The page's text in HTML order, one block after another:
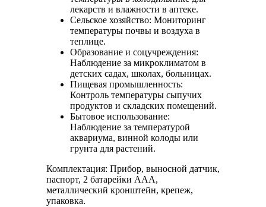
лекарств и влажности в аптеке.
Сельское хозяйство: Мониторинг
температуры почвы и воздуха в
теплице.
Образование и соцучреждения:
Наблюдение за микроклиматом в
детских садах, школах, больницах.
Пищевая промышленность:
Контроль температуры сыпучих
продуктов и складских помещений.
Бытовое использование:
Наблюдение за температурой
аквариума, винной колоды или
грунта для растений.
Комплектация: Прибор, выносной датчик,
паспорт, 2 батарейки ААА,
металлический кронштейн, крепеж,
упаковка.